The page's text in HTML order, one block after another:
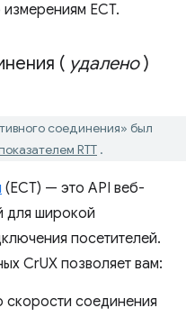
ECT.
( удалено)
соединения» был
RTT .
(ECT) — это API веб-
для широкой
посетителей.
CrUX позволяет вам:
скорости соединения